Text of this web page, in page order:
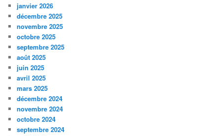
janvier 2026
décembre 2025
novembre 2025
octobre 2025
septembre 2025
août 2025
juin 2025
avril 2025
mars 2025
décembre 2024
novembre 2024
octobre 2024
septembre 2024